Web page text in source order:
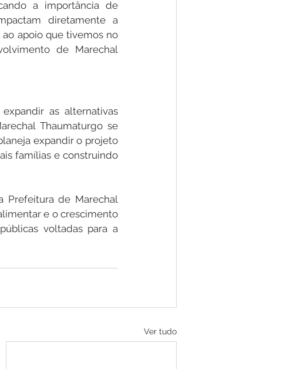
a importância de
diretamente a
ao apoio que tivemos no
de Marechal
as alternativas
Thaumaturgo se
expandir o projeto
famílias e construindo
Prefeitura de Marechal
e o crescimento
voltadas para a
Ver tudo